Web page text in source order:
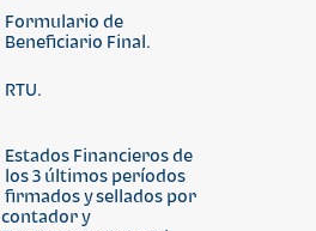
Formulario de
Beneficiario Final.
RTU.
Estados Financieros de
los 3 últimos períodos
firmados y sellados por
contador y